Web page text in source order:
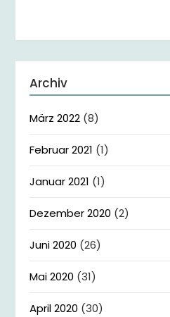
Archiv
März 2022 (8)
Februar 2021 (1)
Januar 2021 (1)
Dezember 2020 (2)
Juni 2020 (26)
Mai 2020 (31)
April 2020 (30)